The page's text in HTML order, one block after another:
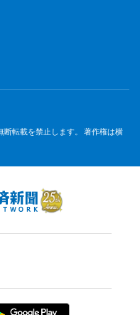
転載を禁止します。 著作権は横